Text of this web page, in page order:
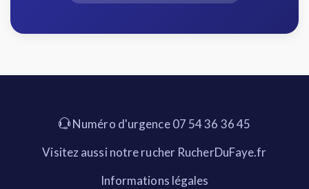
Numéro d'urgence 07 54 36 36 45
Visitez aussi notre rucher RucherDuFaye.fr
Informations légales